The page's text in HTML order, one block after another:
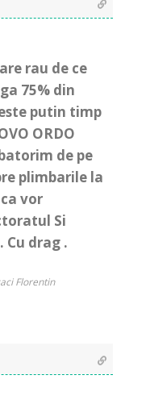
rau de ce
75% din
putin timp
ORDO
de pe
plimbarile la
vor
Si
Cu drag .
Florentin